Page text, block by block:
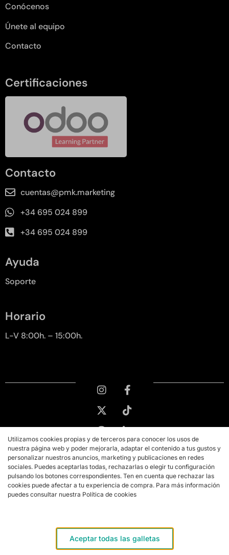
Conócenos
Únete al equipo
Contacto
Certificaciones
Contacto
cuentas@pmk.marketing
+34 695 024 899
+34 695 024 899
Ayuda
Soporte
Horario
L-V 8:00h. – 15:00h.
Términos y condiciones de compra
Utilizamos cookies propias y de terceros para conocer los usos de
nuestra página web y poder mejorarla, adaptar el contenido a tus gustos y
personalizar nuestros anuncios, marketing y publicaciones en redes
sociales. Puedes aceptarlas todas, rechazarlas o elegir tu configuración
pulsando los botones correspondientes. Ten en cuenta que rechazar las
cookies puede afectar a tu experiencia de compra. Para más información
puedes consultar nuestra Política de cookies
Aceptar todas las galletas